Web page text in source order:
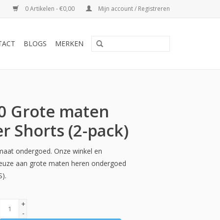
0 Artikelen - €0,00 Mijn account / Registreren
BLOGS MERKEN
Grote maten
Shorts (2-pack)
ondergoed. Onze winkel en
aan grote maten heren ondergoed
+
-